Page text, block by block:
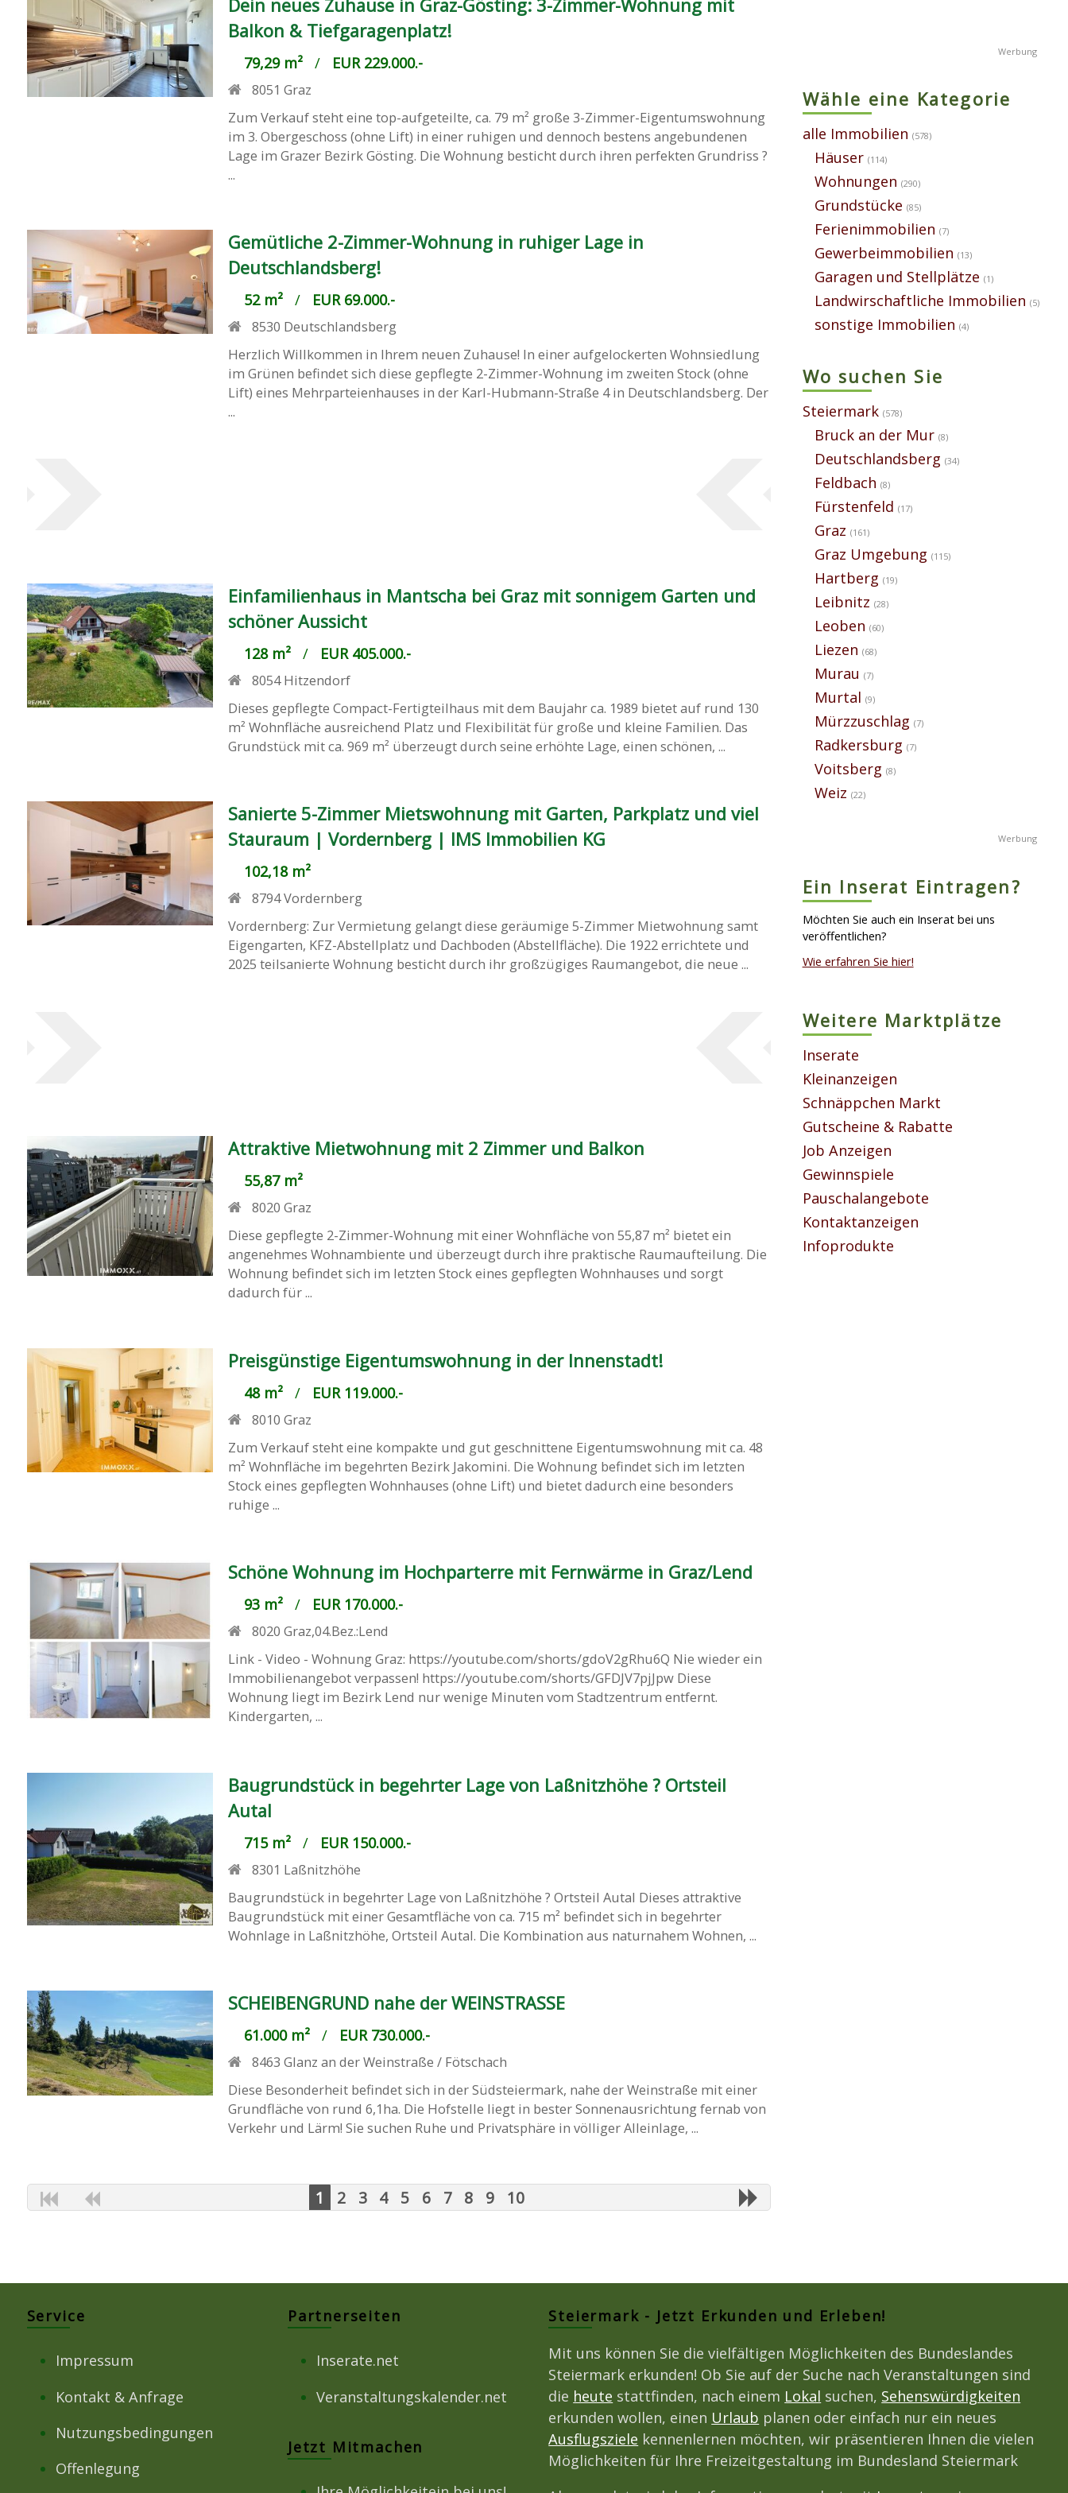
Dein neues Zuhause in Graz-Gösting: 3-Zimmer-Wohnung mit
Balkon & Tiefgaragenplatz!
79,29 m²/ EUR 229.000.-
8051 Graz
Zum Verkauf steht eine top-aufgeteilte, ca. 79 m² große 3-Zimmer-Eigentumswohnung
im 3. Obergeschoss (ohne Lift) in einer ruhigen und dennoch bestens angebundenen
Lage im Grazer Bezirk Gösting. Die Wohnung besticht durch ihren perfekten Grundriss ?
...
Gemütliche 2-Zimmer-Wohnung in ruhiger Lage in
Deutschlandsberg!
52 m²/ EUR 69.000.-
8530 Deutschlandsberg
Herzlich Willkommen in Ihrem neuen Zuhause! In einer aufgelockerten Wohnsiedlung
im Grünen befindet sich diese gepflegte 2-Zimmer-Wohnung im zweiten Stock (ohne
Lift) eines Mehrparteienhauses in der Karl-Hubmann-Straße 4 in Deutschlandsberg. Der
...
Einfamilienhaus in Mantscha bei Graz mit sonnigem Garten und
schöner Aussicht
128 m²/ EUR 405.000.-
8054 Hitzendorf
Dieses gepflegte Compact-Fertigteilhaus mit dem Baujahr ca. 1989 bietet auf rund 130
m² Wohnfläche ausreichend Platz und Flexibilität für große und kleine Familien. Das
Grundstück mit ca. 969 m² überzeugt durch seine erhöhte Lage, einen schönen, ...
Sanierte 5-Zimmer Mietswohnung mit Garten, Parkplatz und viel
Stauraum | Vordernberg | IMS Immobilien KG
102,18 m²
8794Vordernberg
Vordernberg: Zur Vermietung gelangt diese geräumige 5-Zimmer Mietwohnung samt
Eigengarten, KFZ-Abstellplatz und Dachboden (Abstellfläche). Die 1922 errichtete und
2025 teilsanierte Wohnung besticht durch ihr großzügiges Raumangebot, die neue ...
Attraktive Mietwohnung mit 2 Zimmer und Balkon
55,87 m²
8020 Graz
Diese gepflegte 2-Zimmer-Wohnung mit einer Wohnfläche von 55,87 m² bietet ein
angenehmes Wohnambiente und überzeugt durch ihre praktische Raumaufteilung. Die
Wohnung befindet sich im letzten Stock eines gepflegten Wohnhauses und sorgt
dadurch für ...
Preisgünstige Eigentumswohnung in der Innenstadt!
48 m²/ EUR 119.000.-
8010 Graz
Zum Verkauf steht eine kompakte und gut geschnittene Eigentumswohnung mit ca. 48
m² Wohnfläche im begehrten Bezirk Jakomini. Die Wohnung befindet sich im letzten
Stock eines gepflegten Wohnhauses (ohne Lift) und bietet dadurch eine besonders
ruhige ...
Schöne Wohnung im Hochparterre mit Fernwärme in Graz/Lend
93 m²/ EUR 170.000.-
8020 Graz,04.Bez.:Lend
Link - Video - Wohnung Graz: https://youtube.com/shorts/gdoV2gRhu6Q Nie wieder ein
Immobilienangebot verpassen! https://youtube.com/shorts/GFDJV7pjJpw Diese
Wohnung liegt im Bezirk Lend nur wenige Minuten vom Stadtzentrum entfernt.
Kindergarten, ...
Baugrundstück in begehrter Lage von Laßnitzhöhe ? Ortsteil
Autal
715 m²/ EUR 150.000.-
8301 Laßnitzhöhe
Baugrundstück in begehrter Lage von Laßnitzhöhe ? Ortsteil Autal Dieses attraktive
Baugrundstück mit einer Gesamtfläche von ca. 715 m² befindet sich in begehrter
Wohnlage in Laßnitzhöhe, Ortsteil Autal. Die Kombination aus naturnahem Wohnen, ...
SCHEIBENGRUND nahe der WEINSTRASSE
61.000 m²/ EUR 730.000.-
8463 Glanz an der Weinstraße / Fötschach
Diese Besonderheit befindet sich in der Südsteiermark, nahe der Weinstraße mit einer
Grundfläche von rund 6,1ha. Die Hofstelle liegt in bester Sonnenausrichtung fernab von
Verkehr und Lärm! Sie suchen Ruhe und Privatsphäre in völliger Alleinlage, ...
1 2 3 4 5 6 7 8 9 10
Wähle eine Kategorie
alle Immobilien (578)
Häuser (114)
Wohnungen (290)
Grundstücke (85)
Ferienimmobilien (7)
Gewerbeimmobilien (13)
Garagen und Stellplätze (1)
Landwirschaftliche Immobilien (5)
sonstige Immobilien (4)
Wo suchen Sie
Steiermark (578)
Bruck an der Mur (8)
Deutschlandsberg (34)
Feldbach (8)
Fürstenfeld (17)
Graz (161)
Graz Umgebung (115)
Hartberg (19)
Leibnitz (28)
Leoben (60)
Liezen (68)
Murau (7)
Murtal (9)
Mürzzuschlag (7)
Radkersburg (7)
Voitsberg (8)
Weiz (22)
Ein Inserat Eintragen?
Möchten Sie auch ein Inserat bei uns
veröffentlichen?
Wie erfahren Sie hier!
Weitere Marktplätze
Inserate
Kleinanzeigen
Schnäppchen Markt
Gutscheine & Rabatte
Job Anzeigen
Gewinnspiele
Pauschalangebote
Kontaktanzeigen
Infoprodukte
Service
Impressum
Kontakt & Anfrage
Nutzungsbedingungen
Offenlegung
Partnerseiten
Inserate.net
Veranstaltungskalender.net
Jetzt Mitmachen
Steiermark - Jetzt Erkunden und Erleben!
Mit uns können Sie die vielfältigen Möglichkeiten des Bundeslandes
Steiermark erkunden! Ob Sie auf der Suche nach Veranstaltungen sind
die heute stattfinden, nach einem Lokal suchen, Sehenswürdigkeiten
erkunden wollen, einen Urlaub planen oder einfach nur ein neues
Ausflugsziele kennenlernen möchten, wir präsentieren Ihnen die vielen
Möglichkeiten für Ihre Freizeitgestaltung im Bundesland Steiermark